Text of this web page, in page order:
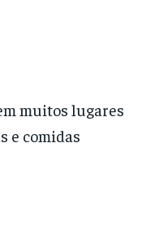
muitos lugares
e comidas